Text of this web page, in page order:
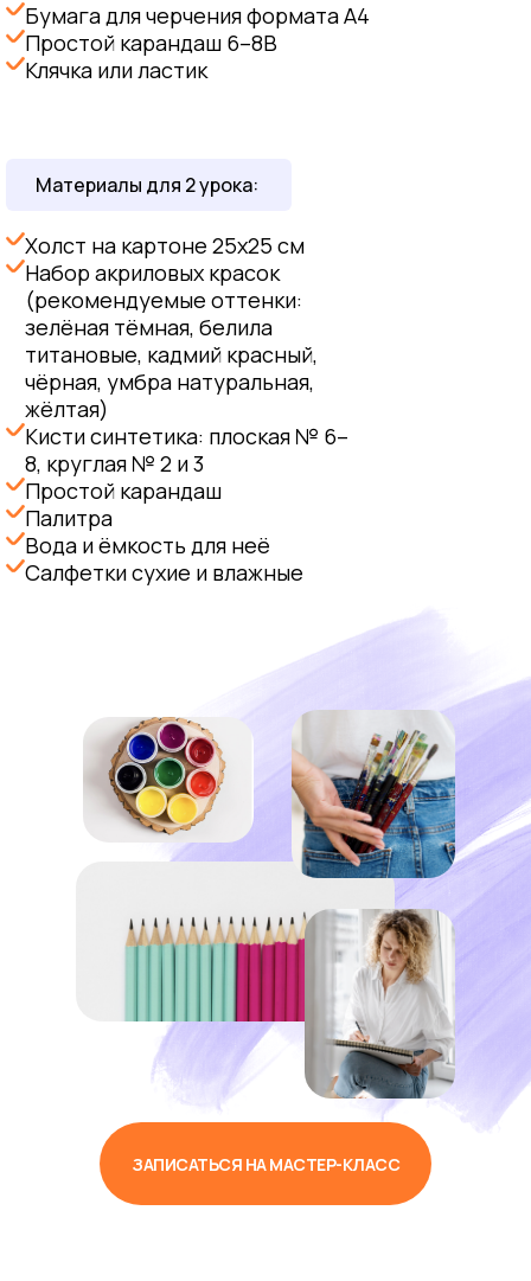
Материалы для 2 урока:
Холст на картоне 25х25 см
Набор акриловых красок
(рекомендуемые оттенки:
зелёная тёмная, белила
титановые, кадмий красный,
чёрная, умбра натуральная,
жёлтая)
Кисти синтетика: плоская № 6–
8, круглая № 2 и 3
Простой карандаш
Палитра
Вода и ёмкость для неё
Салфетки сухие и влажные
ЗАПИСАТЬСЯ НА МАСТЕР-КЛАСС
Бумага для черчения формата А4
Простой карандаш 6–8В
Клячка или ластик